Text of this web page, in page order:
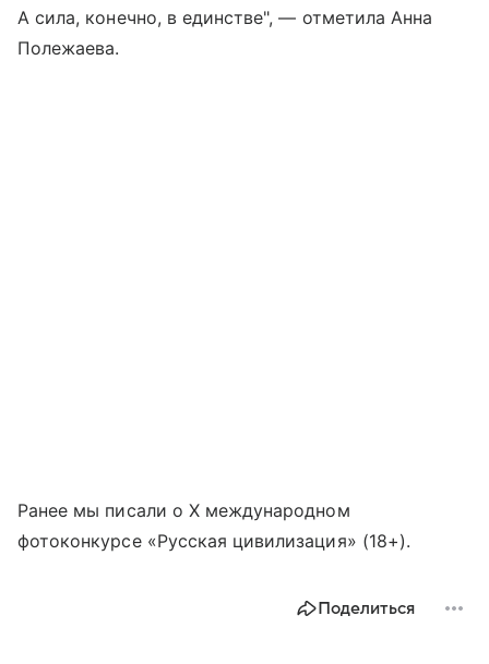
А сила, конечно, в единстве", — отметила Анна
Полежаева.
Ранее мы писали о X международном
фотоконкурсе «Русская цивилизация» (18+).
Поделиться